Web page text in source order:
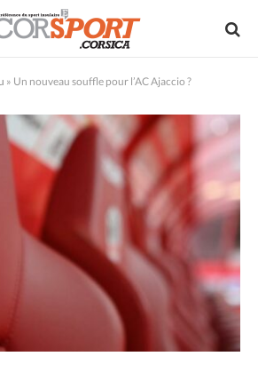
» Un nouveau souffle pour l’AC Ajaccio ?